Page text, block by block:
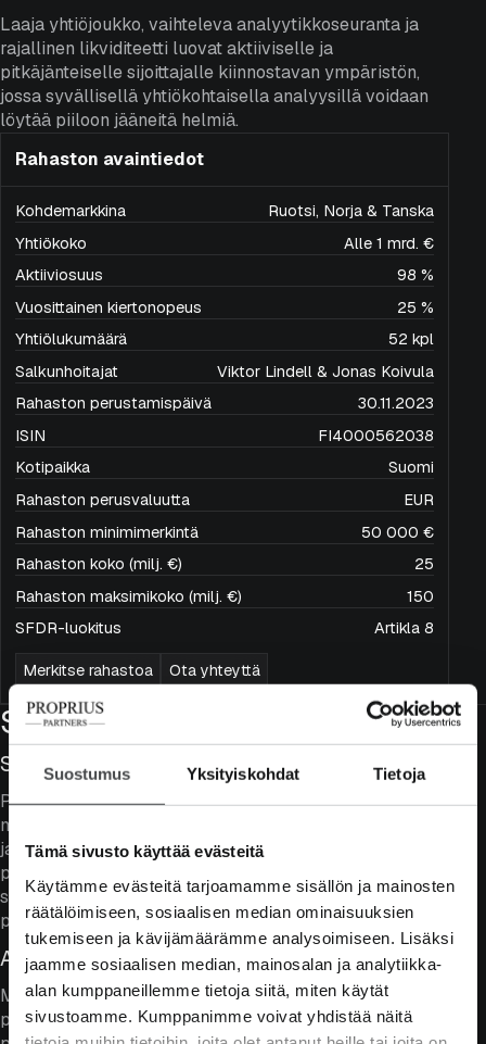
Suostumus Yksityiskohdat Tietoja
Tämä sivusto käyttää evästeitä
Käytämme evästeitä tarjoamamme sisällön ja mainosten
räätälöimiseen, sosiaalisen median ominaisuuksien
tukemiseen ja kävijämäärämme analysoimiseen. Lisäksi
jaamme sosiaalisen median, mainosalan ja analytiikka-
alan kumppaneillemme tietoja siitä, miten käytät
sivustoamme. Kumppanimme voivat yhdistää näitä
Laaja yhtiöjoukko, vaihteleva analyytikkoseuranta ja
rajallinen likviditeetti luovat aktiiviselle ja
pitkäjänteiselle sijoittajalle kiinnostavan ympäristön,
jossa syvällisellä yhtiökohtaisella analyysillä voidaan
löytää piiloon jääneitä helmiä.
Rahaston avaintiedot
Kohdemarkkina
Ruotsi, Norja & Tanska
Yhtiökoko
Alle 1 mrd. €
Aktiiviosuus
98 %
Vuosittainen kiertonopeus
25 %
Yhtiölukumäärä
52 kpl
Salkunhoitajat
Viktor Lindell & Jonas Koivula
Rahaston perustamispäivä
30.11.2023
ISIN
FI4000562038
Kotipaikka
Suomi
Rahaston perusvaluutta
EUR
Rahaston minimimerkintä
50 000 €
Rahaston koko (milj. €)
25
Rahaston maksimikoko (milj. €)
150
SFDR-luokitus
Artikla 8
Merkitse rahastoa Ota yhteyttä
Salkun ominaisuudet
Sijoittaminen pienyhtiöihin
Pienyhtiöt ovat tarjonneet pitkällä aikavälillä laajempaa
markkinaa korkeampia tuottoja paremman liikevaihto-
ja tuloskasvun saattelemana. Tämän lisäksi
pienyhtiöiden suuremman liiketoimintariskin takia
sijoittajat vaativat korkeampaa tuottoa omalle
pääomalle.
Aktiivinen salkunhoito
Monet suuret institutionaaliset sijoittajat eivät kokonsa
puolesta pysty sijoittamaan pienyhtiöihin suoraan. Siten